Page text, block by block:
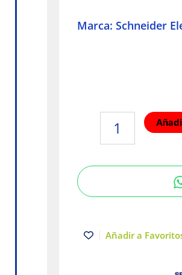
Marca: Schneider
interruptores
y
Blanco Añadir a